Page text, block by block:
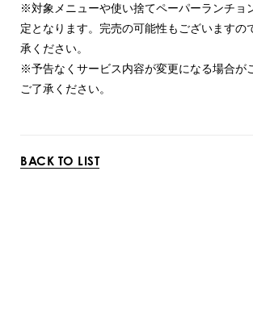
※対象メニューや使い捨てペーパーランチョ
定となります。完売の可能性もございますの
承ください。
※予告なくサービス内容が変更になる場合が
ご了承ください。
BACK TO LIST